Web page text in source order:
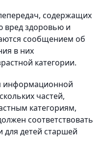
содержащих
здоровью и
сообщением об
в них
категории.
информационной
частей,
категориям,
соответствовать
детей старшей